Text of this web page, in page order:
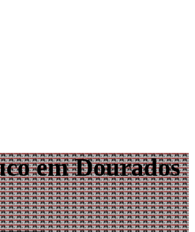
em Dourados